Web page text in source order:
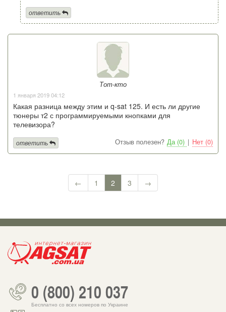
ответить
Тот-кто
1 января 2019 04:12
Какая разница между этим и q-sat 125. И есть ли другие
тюнеры т2 с программируемыми кнопками для
телевизора?
Отзыв полезен? Да (0) | Нет (0)
ответить
← 1 2 3 →
0 (800) 210 037
Бесплатно со всех номеров по Украине